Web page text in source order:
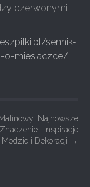
czerwonymi
sennik-
o-miesiaczce/.
Najnowsze
i Inspiracje
i Dekoracji →